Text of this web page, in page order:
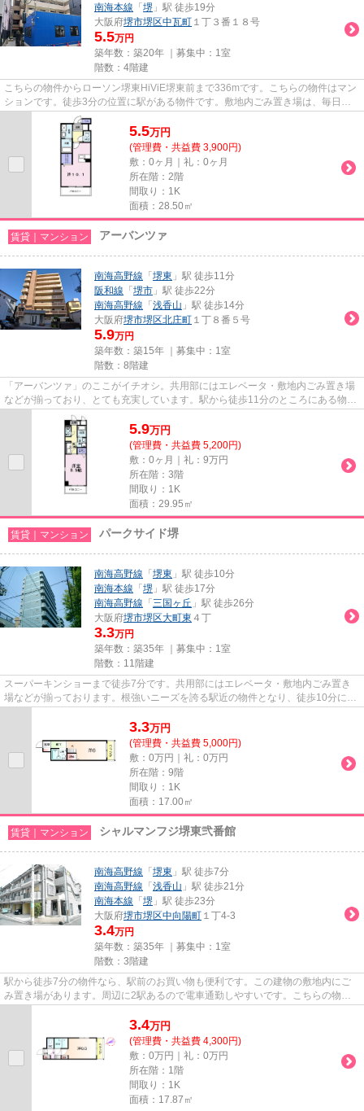
南海本線 「 堺 」駅 徒歩19分
大阪府堺市堺区中瓦町 １丁３番１８号
5.5万円
築年数：築20年 ｜募集中： 1室
階数：4階建
こちらの物件からローソン堺東HiViE堺東前まで336mです。こちらの物件はマン
ションです。徒歩3分の位置に駅がある物件です。敷地内ごみ置き場は、毎日の
ごみ捨ての煩わしさを軽減しま...
5.5万円
(管理費・共益費 3,900円)
敷：0ヶ月｜礼：0ヶ月
所在階：2階
間取り：1K
面積：28.50㎡
賃貸｜マンション アーバンツァ
南海高野線 「 堺東 」駅 徒歩11分
阪和線 「 堺市 」駅 徒歩22分
南海高野線 「 浅香山 」駅 徒歩14分
大阪府堺市堺区北庄町 １丁８番５号
5.9万円
築年数：築15年 ｜募集中： 1室
階数：8階建
「アーバンツァ」のここがイチオシ。共用部にはエレベータ・敷地内ごみ置き場
などが揃っており、とても充実しています。駅から徒歩11分のところにある物件
はいかがでしょうか。造りと...
5.9万円
(管理費・共益費 5,200円)
敷：0ヶ月｜礼：9万円
所在階：3階
間取り：1K
面積：29.95㎡
賃貸｜マンション パークサイド堺
南海高野線 「 堺東 」駅 徒歩10分
南海本線 「 堺 」駅 徒歩17分
南海高野線 「 三国ヶ丘 」駅 徒歩26分
大阪府堺市堺区大町東 ４丁
3.3万円
築年数：築35年 ｜募集中： 1室
階数：11階建
スーパーキンショーまで徒歩7分です。共用部にはエレベータ・敷地内ごみ置き
場などが揃っております。根強いニーズを誇る駅近の物件となり、徒歩10分に駅
3.3万円
(管理費・共益費 5,000円)
敷：0万円｜礼：0万円
所在階：9階
間取り：1K
面積：17.00㎡
賃貸｜マンション シャルマンフジ堺東弐番館
南海高野線 「 堺東 」駅 徒歩7分
南海高野線 「 浅香山 」駅 徒歩21分
南海本線 「 堺 」駅 徒歩23分
大阪府堺市堺区中向陽町 １丁4-3
3.4万円
築年数：築35年 ｜募集中： 1室
階数：3階建
駅から徒歩7分の物件なら、駅前のお買い物も便利です。この建物の敷地内にご
み置き場があります。周辺に2駅あるので電車通勤しやすいです。こちらの物件
3.4万円
(管理費・共益費 4,300円)
敷：0万円｜礼：0万円
所在階：1階
間取り：1K
面積：17.87㎡